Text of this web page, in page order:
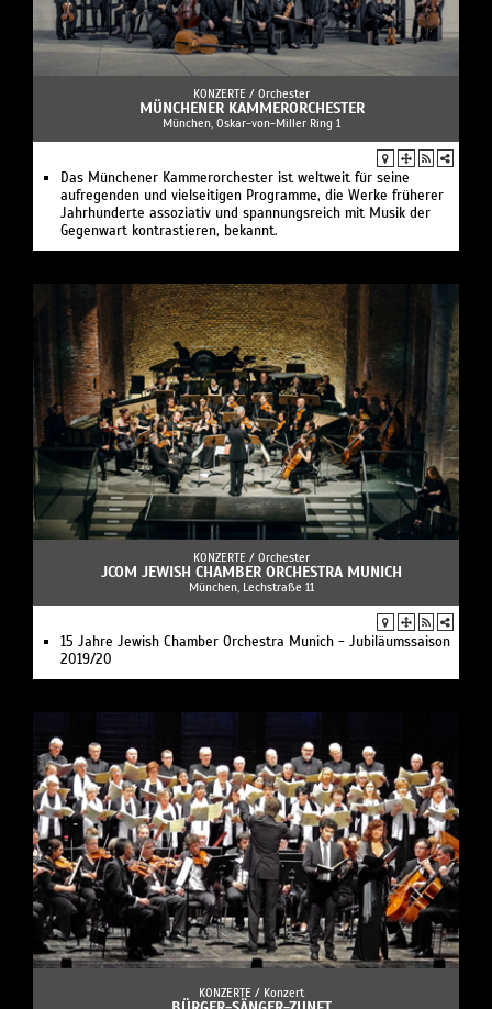
KONZERTE / Orchester
MÜNCHENER KAMMERORCHESTER
München, Oskar-von-Miller Ring 1
Das Münchener Kammerorchester ist weltweit für seine
aufregenden und vielseitigen Programme, die Werke früherer
Jahrhunderte assoziativ und spannungsreich mit Musik der
Gegenwart kontrastieren, bekannt.
KONZERTE / Orchester
JCOM JEWISH CHAMBER ORCHESTRA MUNICH
München, Lechstraße 11
15 Jahre Jewish Chamber Orchestra Munich - Jubiläumssaison
2019/20
KONZERTE / Konzert